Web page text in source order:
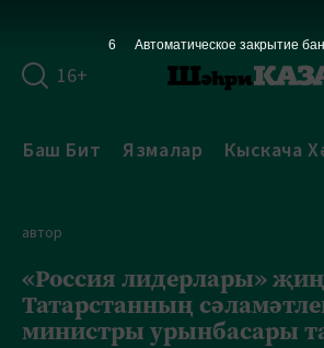
16+
Баш Бит Язмалар Кыскача
автор
«Россия лидерлары»
Татарстанның
министры урынбасары
5 Автоматическое закрытие